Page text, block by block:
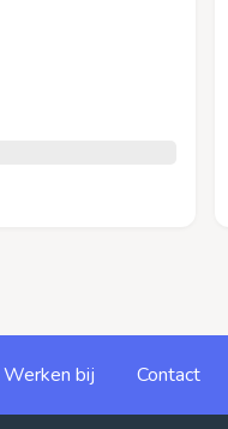
Werken bij Contact